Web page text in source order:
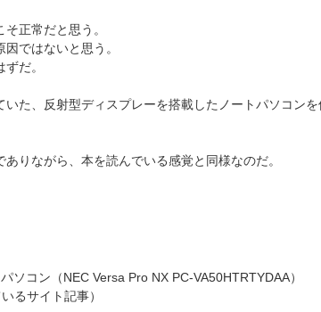
正常だと思う。
ではないと思う。
だ。
た、反射型ディスプレーを搭載したノートパソコン
りながら、本を読んでいる感覚と同様なのだ。
ソコン（NEC Versa Pro NX PC-VA50HTRTYDAA）
るサイト記事）